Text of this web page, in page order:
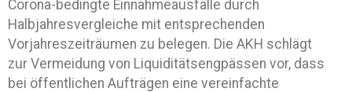
Corona-bedingte Einnahmeausfälle durch
Halbjahresvergleiche mit entsprechenden
Vorjahreszeiträumen zu belegen. Die AKH schlägt
zur Vermeidung von Liquiditätsengpässen vor, dass
bei öffentlichen Aufträgen eine vereinfachte